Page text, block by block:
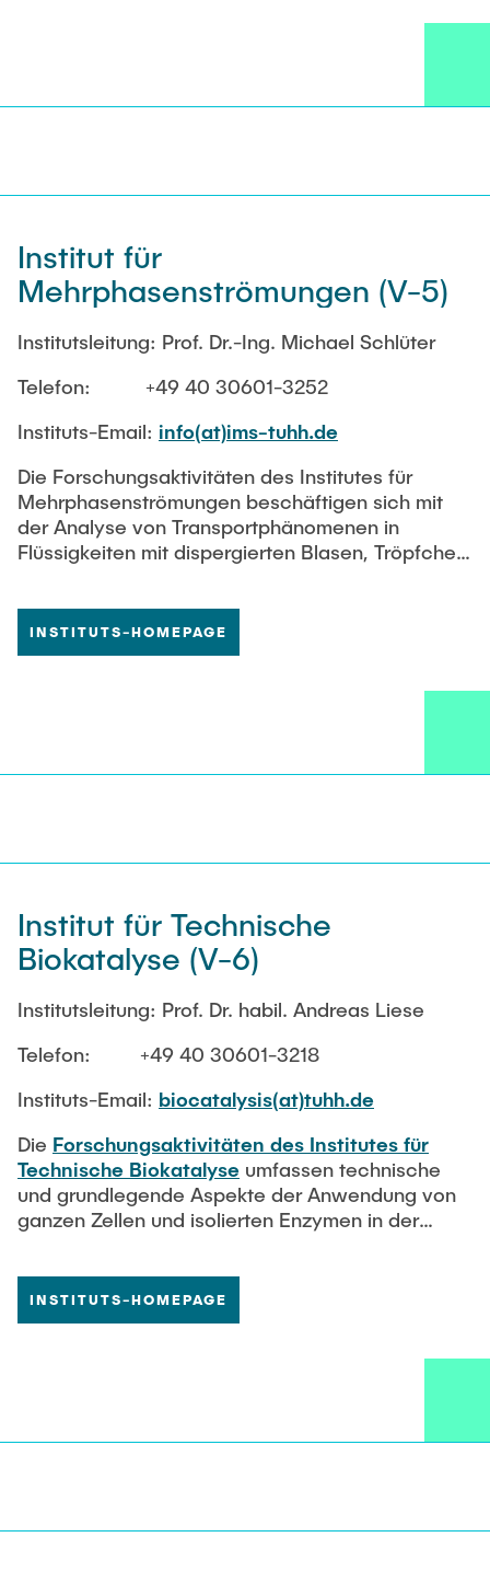
Institut für
Mehrphasenströmungen (V-5)
Institutsleitung: Prof. Dr.-Ing. Michael Schlüter
Telefon: +49 40 30601-3252
Instituts-Email: info(at)ims-tuhh.de
Die Forschungsaktivitäten des Institutes für
Mehrphasenströmungen beschäftigen sich mit
der Analyse von Transportphänomenen in
Flüssigkeiten mit dispergierten Blasen, Tröpfchen
numerischer Simulation.
INSTITUTS-HOMEPAGE
Institut für Technische
Biokatalyse (V-6)
Institutsleitung: Prof. Dr. habil. Andreas Liese
Telefon: +49 40 30601-3218
Instituts-Email: biocatalysis(at)tuhh.de
Die Forschungsaktivitäten des Institutes für
Technische Biokatalyse umfassen technische
und grundlegende Aspekte der Anwendung von
ganzen Zellen und isolierten Enzymen in der
nicht-konventionelle Biotransformationen,
Online-Reaktionsanalyse, Mikroreaktionstechnik
INSTITUTS-HOMEPAGE